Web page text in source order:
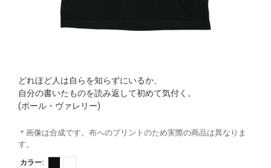
どれほど人は自らを知らずにいるか、
自分の書いたものを読み返して初めて気付く。
(ポール・ヴァレリー)
＊画像は合成です。布へのプリントのため実際の商品は異なりま
す。
カラー: